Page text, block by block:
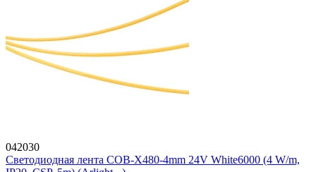
042030
Светодиодная лента COB-X480-4mm 24V White6000 (4 W/m,